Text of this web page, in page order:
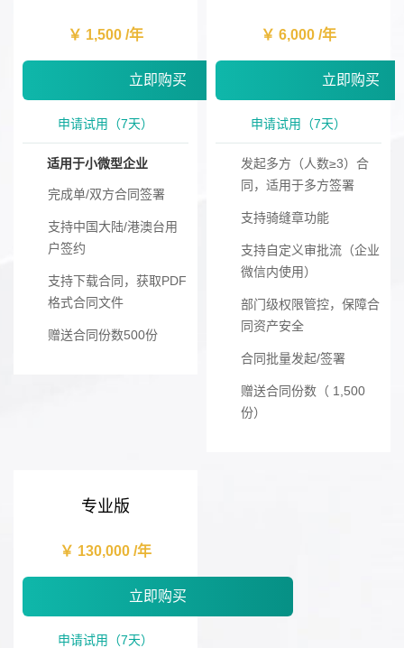
￥ 1,500 /年
立即购买
申请试用（7天）
适用于小微型企业
完成单/双方合同签署
支持中国大陆/港澳台用
户签约
支持下载合同，获取PDF
格式合同文件
赠送合同份数500份
￥ 6,000 /年
立即购买
申请试用（7天）
发起多方（人数≥3）合
同，适用于多方签署
支持骑缝章功能
支持自定义审批流（企业
微信内使用）
部门级权限管控，保障合
同资产安全
合同批量发起/签署
赠送合同份数（ 1,500
份）
专业版
￥ 130,000 /年
立即购买
申请试用（7天）